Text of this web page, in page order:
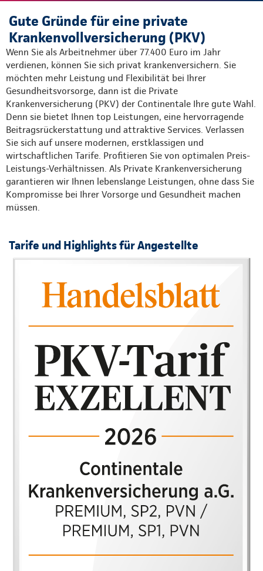
Gute Gründe für eine private
Krankenvollversicherung (PKV)
Wenn Sie als Arbeitnehmer über 77.400 Euro im Jahr
verdienen, können Sie sich privat krankenversichern. Sie
möchten mehr Leistung und Flexibilität bei Ihrer
Gesundheitsvorsorge, dann ist die Private
Krankenversicherung (PKV) der Continentale Ihre gute Wahl.
Denn sie bietet Ihnen top Leistungen, eine hervorragende
Beitragsrückerstattung und attraktive Services. Verlassen
Sie sich auf unsere modernen, erstklassigen und
wirtschaftlichen Tarife. Profitieren Sie von optimalen Preis-
Leistungs-Verhältnissen. Als Private Krankenversicherung
garantieren wir Ihnen lebenslange Leistungen, ohne dass Sie
Kompromisse bei Ihrer Vorsorge und Gesundheit machen
müssen.
Tarife und Highlights für Angestellte